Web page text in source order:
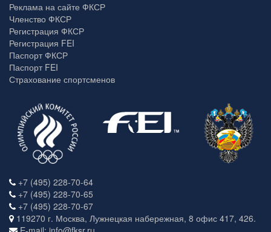
Реклама на сайте ФКСР
Членство ФКСР
Регистрация ФКСР
Регистрация FEI
Паспорт ФКСР
Паспорт FEI
Страхование спортсменов
+7 (495) 228-70-64
+7 (495) 228-70-65
+7 (495) 228-70-67
119270 г. Москва, Лужнецкая набережная, 8 офис 417, 426.